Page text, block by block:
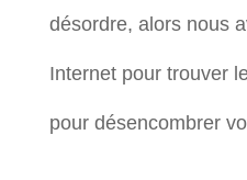
désordre, alors nous
Internet pour trouver
pour désencombrer